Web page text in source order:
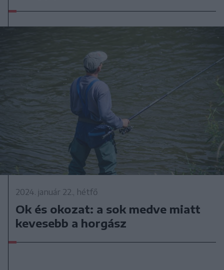
2024. január 22., hétfő
Ok és okozat: a sok medve miatt
kevesebb a horgász